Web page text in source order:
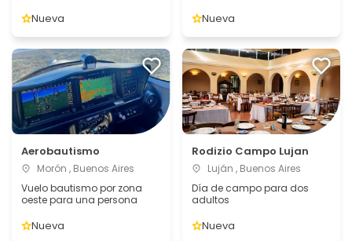
Nueva Nueva
Aerobautismo
Morón , Buenos Aires
Vuelo bautismo por zona
oeste para una persona
Nueva
Rodizio Campo Lujan
Luján , Buenos Aires
Día de campo para dos
adultos
Nueva